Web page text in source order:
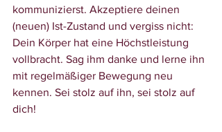
kommunizierst. Akzeptiere deinen
(neuen) Ist-Zustand und vergiss nicht:
Dein Körper hat eine Höchstleistung
vollbracht. Sag ihm danke und lerne ihn
mit regelmäßiger Bewegung neu
kennen. Sei stolz auf ihn, sei stolz auf
dich!